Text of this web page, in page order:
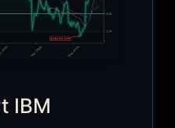
IBM